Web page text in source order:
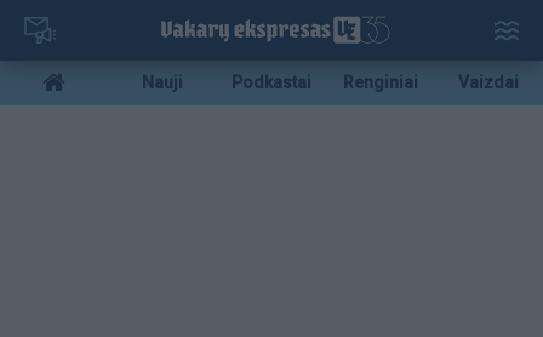
Pereiti
pagrindinį
turinį
Mobile
menu
Nauji Podkastai Renginiai Vaizdai